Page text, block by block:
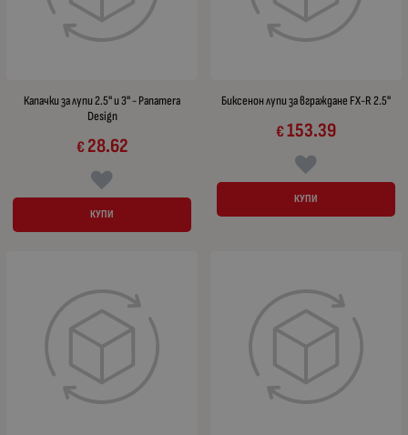
Капачки за лупи 2.5" и 3" - Panamera
Design
28.62
€
КУПИ
Биксенон лупи за вграждане FX-R 2.5"
153.39
€
КУПИ